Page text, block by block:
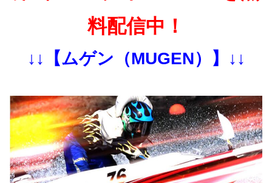
料配信中！
↓↓【ムゲン（MUGEN）】↓↓